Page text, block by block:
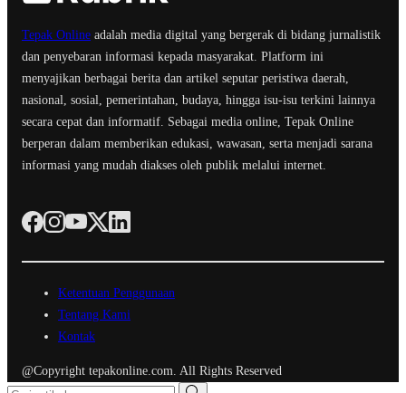
Tepak Online adalah media digital yang bergerak di bidang jurnalistik
dan penyebaran informasi kepada masyarakat. Platform ini
menyajikan berbagai berita dan artikel seputar peristiwa daerah,
nasional, sosial, pemerintahan, budaya, hingga isu-isu terkini lainnya
secara cepat dan informatif. Sebagai media online, Tepak Online
berperan dalam memberikan edukasi, wawasan, serta menjadi sarana
informasi yang mudah diakses oleh publik melalui internet.
Ketentuan Penggunaan
Tentang Kami
Kontak
@Copyright tepakonline.com. All Rights Reserved